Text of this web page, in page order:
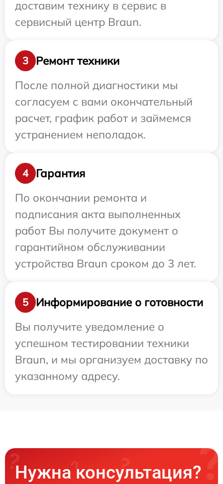
доставим технику в сервис в
сервисный центр Braun.
3
Ремонт техники
После полной диагностики мы
согласуем с вами окончательный
расчет, график работ и займемся
устранением неполадок.
4
Гарантия
По окончании ремонта и
подписания акта выполненных
работ Вы получите документ о
гарантийном обслуживании
устройства Braun сроком до 3 лет.
5
Информирование о готовности
Вы получите уведомление о
успешном тестировании техники
Braun, и мы организуем доставку по
указанному адресу.
Нужна консультация?